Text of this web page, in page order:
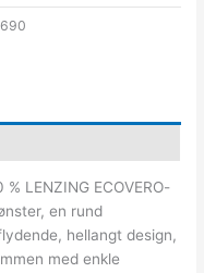
LENZING ECOVERO-
en rund
hellangt design,
med enkle